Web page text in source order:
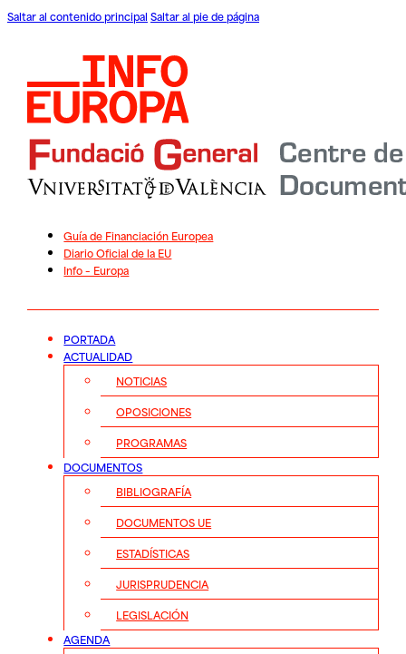
Saltar al contenido principal Saltar al pie de página
Guía de Financiación Europea
Diario Oficial de la EU
Info – Europa
PORTADA
ACTUALIDAD
NOTICIAS
OPOSICIONES
PROGRAMAS
DOCUMENTOS
BIBLIOGRAFÍA
DOCUMENTOS UE
ESTADÍSTICAS
JURISPRUDENCIA
LEGISLACIÓN
AGENDA